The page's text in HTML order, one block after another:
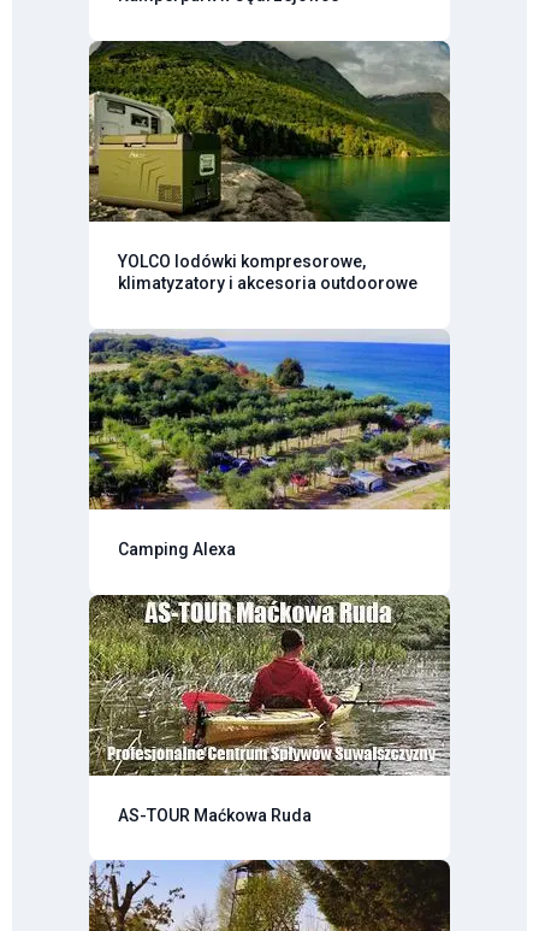
YOLCO lodówki kompresorowe,
klimatyzatory i akcesoria outdoorowe
Camping Alexa
AS-TOUR Maćkowa Ruda